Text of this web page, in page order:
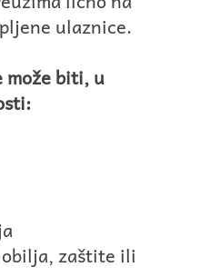
ulaznice.
može biti, u
zaštite ili